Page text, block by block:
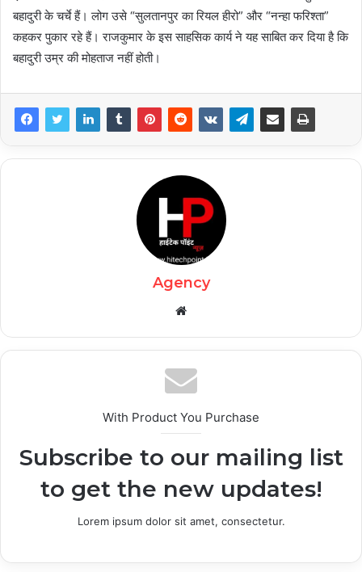
बहादुरी के चर्चे हैं। लोग उसे “सुलतानपुर का रियल हीरो” और “नन्हा फरिश्ता”
कहकर पुकार रहे हैं। राजकुमार के इस साहसिक कार्य ने यह साबित कर दिया है कि
बहादुरी उम्र की मोहताज नहीं होती।
Agency
Website
With Product You Purchase
Subscribe to our mailing list
to get the new updates!
Lorem ipsum dolor sit amet, consectetur.